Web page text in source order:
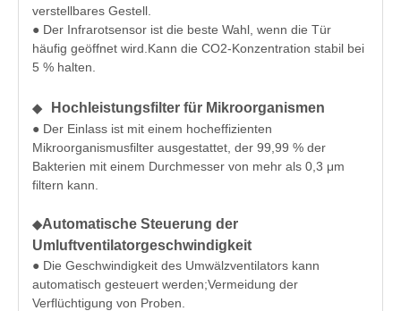
verstellbares Gestell.
● Der Infrarotsensor ist die beste Wahl, wenn die Tür
häufig geöffnet wird.Kann die CO2-Konzentration stabil bei
5 % halten.
◆ Hochleistungsfilter für Mikroorganismen
● Der Einlass ist mit einem hocheffizienten
Mikroorganismusfilter ausgestattet, der 99,99 % der
Bakterien mit einem Durchmesser von mehr als 0,3 μm
filtern kann.
◆Automatische Steuerung der
Umluftventilatorgeschwindigkeit
● Die Geschwindigkeit des Umwälzventilators kann
automatisch gesteuert werden;Vermeidung der
Verflüchtigung von Proben.